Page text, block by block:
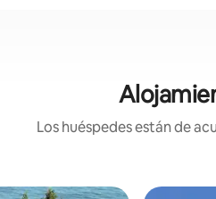
Los huéspedes están de